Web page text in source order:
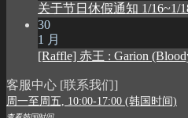
关于节日休假通知 1/16~1/
30
1 月
[Raffle] 赤王 : Garion
客服中心 [联系我们]
周一至周五, 10:00-17:00 (韩国时间)